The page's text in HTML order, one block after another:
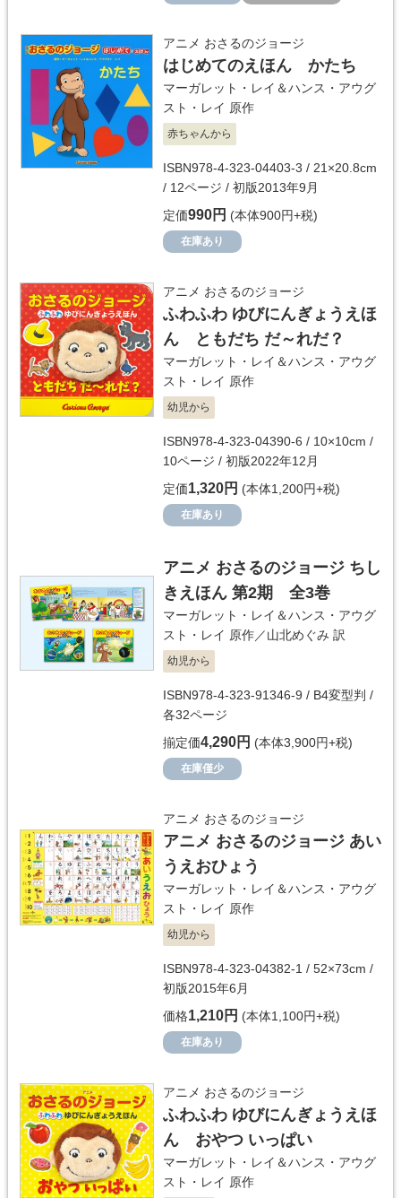
アニメ おさるのジョージ
はじめてのえほん かたち
マーガレット・レイ＆ハンス・アウグ
スト・レイ 原作
赤ちゃんから
ISBN978-4-323-04403-3 / 21×20.8cm
/ 12ページ / 初版2013年9月
定価990円 (本体900円+税)
在庫あり
アニメ おさるのジョージ
ふわふわ ゆびにんぎょうえほ
ん ともだち だ～れだ？
マーガレット・レイ＆ハンス・アウグ
スト・レイ 原作
幼児から
ISBN978-4-323-04390-6 / 10×10cm /
10ページ / 初版2022年12月
定価1,320円 (本体1,200円+税)
在庫あり
アニメ おさるのジョージ ちし
きえほん 第2期 全3巻
マーガレット・レイ＆ハンス・アウグ
スト・レイ 原作／山北めぐみ 訳
幼児から
ISBN978-4-323-91346-9 / B4変型判 /
各32ページ
揃定価4,290円 (本体3,900円+税)
在庫僅少
アニメ おさるのジョージ
アニメ おさるのジョージ あい
うえおひょう
マーガレット・レイ＆ハンス・アウグ
スト・レイ 原作
幼児から
ISBN978-4-323-04382-1 / 52×73cm /
初版2015年6月
価格1,210円 (本体1,100円+税)
在庫あり
アニメ おさるのジョージ
ふわふわ ゆびにんぎょうえほ
ん おやつ いっぱい
マーガレット・レイ＆ハンス・アウグ
スト・レイ 原作